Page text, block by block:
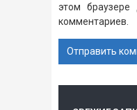
этом
комментариев.